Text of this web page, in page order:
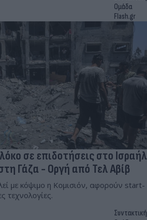
Ομάδα
Flash.gr
σε επιδοτήσεις στο Ισραήλ
Γάζα - Οργή από Τελ Αβίβ
με κόψιμο η Κομισιόν, αφορούν start-
τεχνολογίες.
Συντακτική